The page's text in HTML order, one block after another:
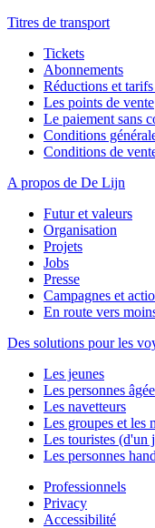
Titres de transport
Tickets
Abonnements
Réductions et
Les points de vente
Le paiement sans
Conditions
Conditions de
A propos de De Lijn
Futur et valeurs
Organisation
Projets
Jobs
Presse
Campagnes et
En route vers
Des solutions pour les
Les jeunes
Les personnes
Les navetteurs
Les groupes et les
Les touristes (d'un
Les personnes
Professionnels
Privacy
Accessibilité